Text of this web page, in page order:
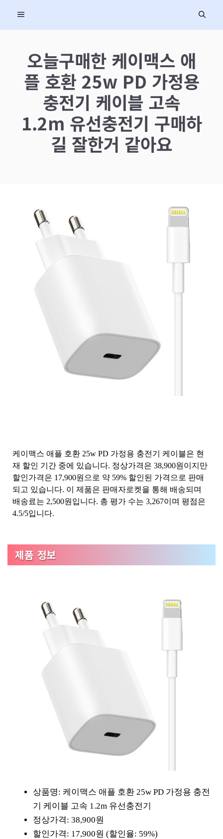
MENU
오늘구매한 케이맥스 애
플 호환 25w PD 가정용
충전기 케이블 고속
1.2m 유선충전기 구매하
길 잘한거 같아요
케이맥스 애플 호환 25w PD 가정용 충전기 케이블은 현
재 할인 기간 중에 있습니다. 정상가격은 38,900원이지만
할인가격은 17,900원으로 약 59% 할인된 가격으로 판매
되고 있습니다. 이 제품은 판매자로켓을 통해 배송되며
배송료는 2,500원입니다. 총 평가 수는 3,267이며 평점은
4.5/5입니다.
제품 정보
상품명: 케이맥스 애플 호환 25w PD 가정용 충전
기 케이블 고속 1.2m 유선충전기
정상가격: 38,900원
할인가격: 17,900원 (할인율: 59%)